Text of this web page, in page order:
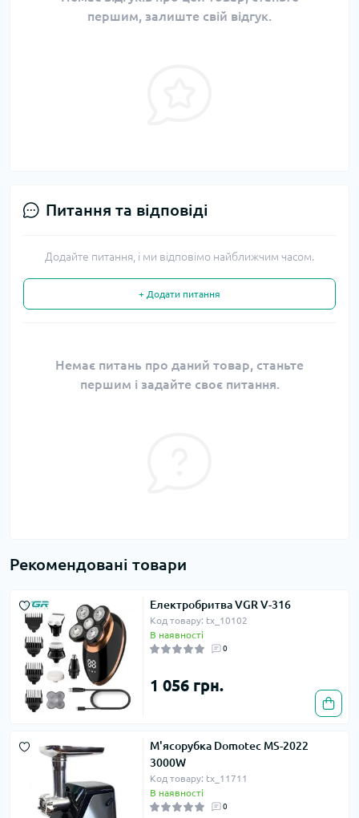
першим, залиште свій відгук.
Питання та відповіді
Додайте питання, і ми відповімо найближчим часом.
+ Додати питання
Немає питань про даний товар, станьте
першим і задайте своє питання.
Рекомендовані товари
Електробритва VGR V-316
Код товару: tx_10102
В наявності
0
1 056 грн.
М'ясорубка Domotec MS-2022
3000W
Код товару: tx_11711
В наявності
0